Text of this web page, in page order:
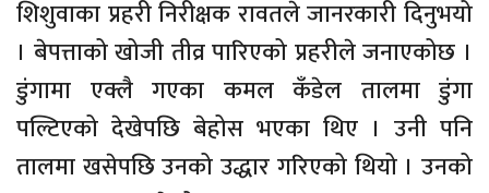
शिशुवाका प्रहरी निरीक्षक रावतले जानरकारी दिनुभयो
। बेपत्ताको खोजी तीव्र पारिएको प्रहरीले जनाएकोछ ।
डुंगामा एक्लै गएका कमल कँडेल तालमा डुंगा
पल्टिएको देखेपछि बेहोस भएका थिए । उनी पनि
तालमा खसेपछि उनको उद्धार गरिएको थियो । उनको